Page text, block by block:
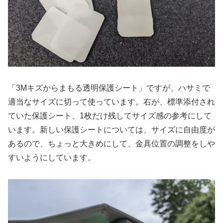
「3Mキズからまもる透明保護シート」ですが、ハサミで
適当なサイズに切って使っています。右が、標準添付され
ていた保護シート、1枚だけ残してサイズ感の参考にして
います。新しい保護シートについては、サイズに自由度が
あるので、ちょっと大きめにして、金具位置の調整をしや
すいようにしています。